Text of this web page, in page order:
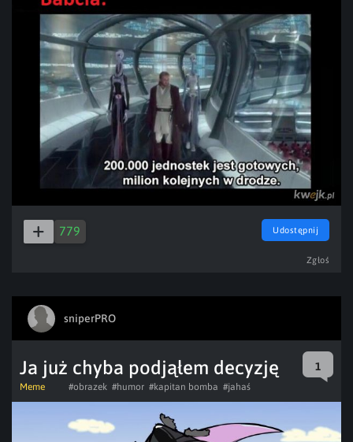
779 Udostępnij
Zgłoś
sniperPRO
Ja już chyba podjąłem decyzję 1
Meme #obrazek #humor #kapitan bomba #jahaś